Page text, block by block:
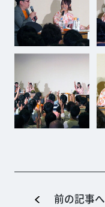
前の記事へ